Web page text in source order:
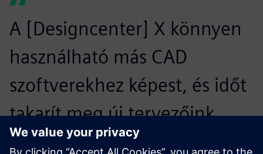
A [Designcenter] X könnyen
használható más CAD
szoftverekhez képest, és időt
takarít meg új tervezőink
képzésében. [Designcenter]